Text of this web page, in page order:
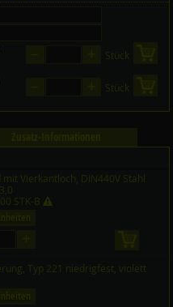
Stück
Stück
Vierkantloch, DIN440V Stahl
STK-B
Typ 221 niedrigfest, violett